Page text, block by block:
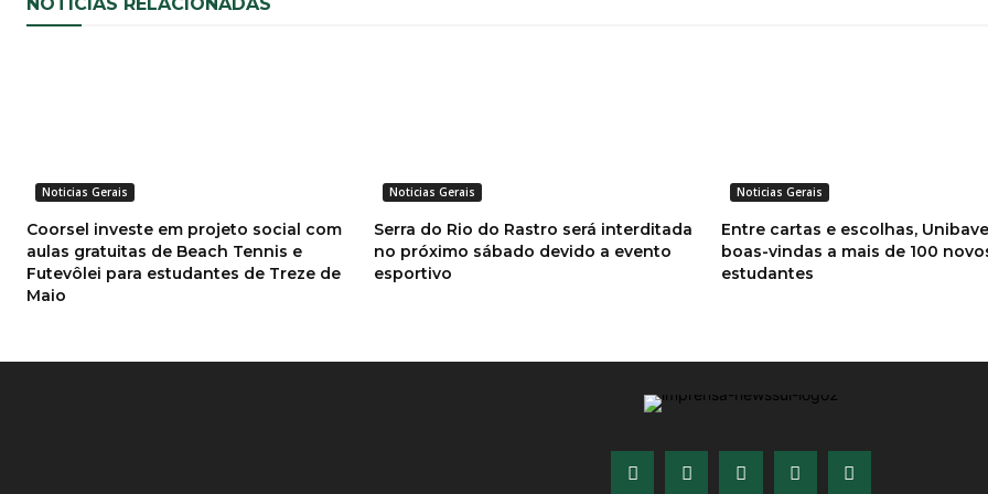
Noticias Gerais
Coorsel investe em projeto social com
aulas gratuitas de Beach Tennis e
Futevôlei para estudantes de Treze de
Maio
Noticias Gerais
Serra do Rio do Rastro será interditada
no próximo sábado devido a evento
esportivo
Noticias Gerais
Entre cartas e escolhas,
boas-vindas a mais de 100
estudantes